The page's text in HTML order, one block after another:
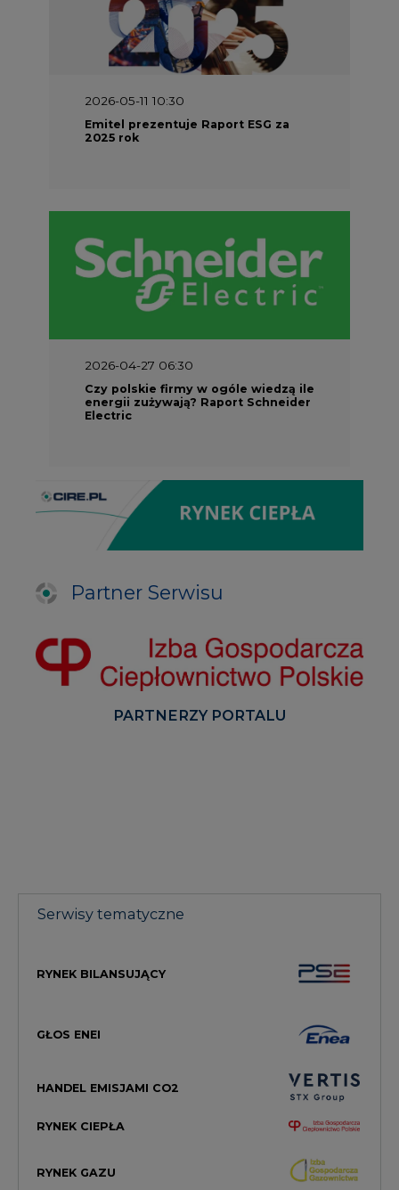
2026-05-11 10:30
Emitel prezentuje Raport ESG za
2025 rok
2026-04-27 06:30
Czy polskie firmy w ogóle wiedzą ile
energii zużywają? Raport Schneider
Electric
Partner Serwisu
PARTNERZY PORTALU
Serwisy tematyczne
RYNEK BILANSUJĄCY
GŁOS ENEI
HANDEL EMISJAMI CO2
RYNEK CIEPŁA
RYNEK GAZU